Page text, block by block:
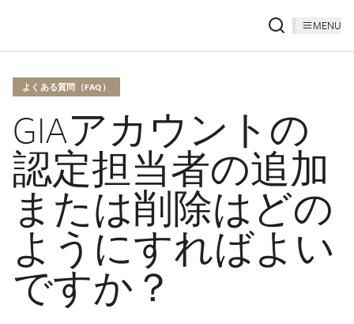
MENU
よくある質問（FAQ）
GIAアカウントの
認定担当者の追加
または削除はどの
ようにすればよい
ですか？